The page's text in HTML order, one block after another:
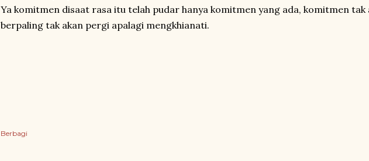
Ya komitmen disaat rasa itu telah pudar hanya komitmen yang ada, komitmen tak
berpaling tak akan pergi apalagi mengkhianati.
Berbagi